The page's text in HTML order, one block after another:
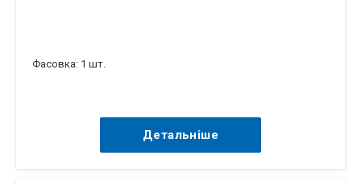
Фасовка: 1 шт.
Детальніше